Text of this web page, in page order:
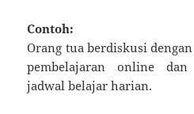
Contoh:
Orang tua berdiskusi
pembelajaran online dan
jadwal belajar harian.